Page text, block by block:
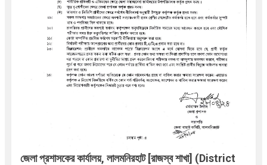
জেলা প্রশাসকের কার্যালয়, লালমনিরহাট [রাজস্ব শাখা] (District